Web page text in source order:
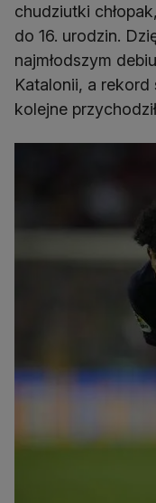
chudziutki
do 16. urodzin.
najmłodszym
Katalonii, a rekord
kolejne